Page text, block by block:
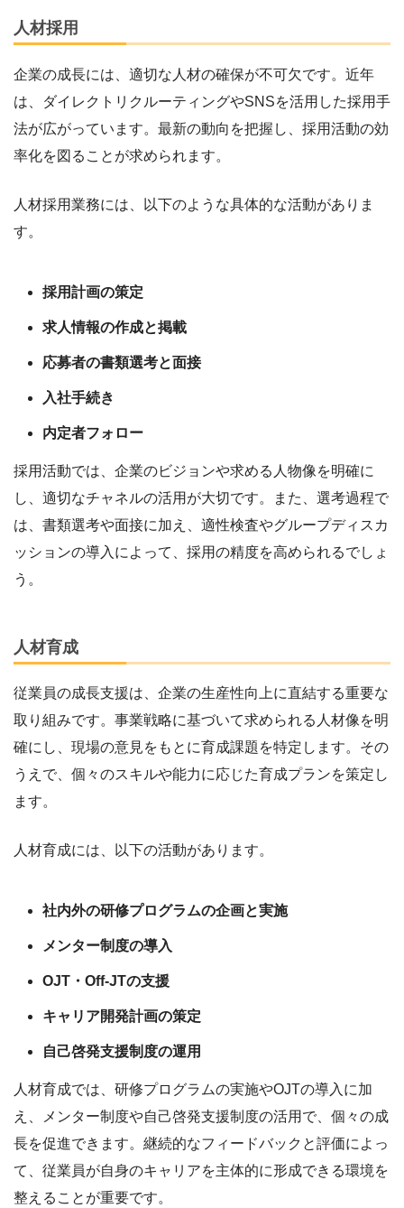
人材採用
企業の成長には、適切な人材の確保が不可欠です。近年
は、ダイレクトリクルーティングやSNSを活用した採用手
法が広がっています。最新の動向を把握し、採用活動の効
率化を図ることが求められます。
人材採用業務には、以下のような具体的な活動がありま
す。
採用計画の策定
求人情報の作成と掲載
応募者の書類選考と面接
入社手続き
内定者フォロー
採用活動では、企業のビジョンや求める人物像を明確に
し、適切なチャネルの活用が大切です。また、選考過程で
は、書類選考や面接に加え、適性検査やグループディスカ
ッションの導入によって、採用の精度を高められるでしょ
う。
人材育成
従業員の成長支援は、企業の生産性向上に直結する重要な
取り組みです。事業戦略に基づいて求められる人材像を明
確にし、現場の意見をもとに育成課題を特定します。その
うえで、個々のスキルや能力に応じた育成プランを策定し
ます。
人材育成には、以下の活動があります。
社内外の研修プログラムの企画と実施
メンター制度の導入
OJT・Off-JTの支援
キャリア開発計画の策定
自己啓発支援制度の運用
人材育成では、研修プログラムの実施やOJTの導入に加
え、メンター制度や自己啓発支援制度の活用で、個々の成
長を促進できます。継続的なフィードバックと評価によっ
て、従業員が自身のキャリアを主体的に形成できる環境を
整えることが重要です。